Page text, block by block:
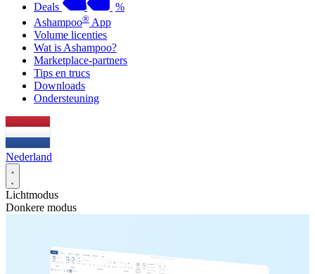
Deals
%
Ashampoo® App
Volume licenties
Wat is Ashampoo?
Marketplace-partners
Tips en trucs
Downloads
Ondersteuning
Nederland
Lichtmodus
Donkere modus